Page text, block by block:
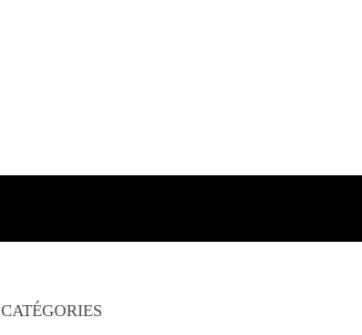
CATÉGORIES